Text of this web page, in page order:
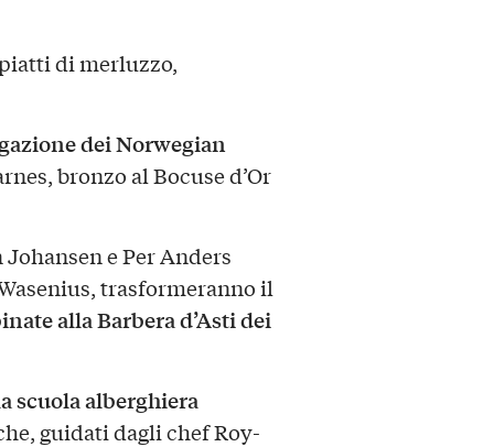
di merluzzo,
dei Norwegian
bronzo al Bocuse d’Or
e Per Anders
trasformeranno il
alla Barbera d’Asti dei
scuola alberghiera
guidati dagli chef Roy-